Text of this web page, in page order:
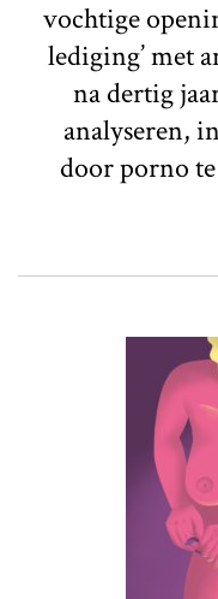
vochtige
lediging’ met
na dertig
analyseren,
door porno